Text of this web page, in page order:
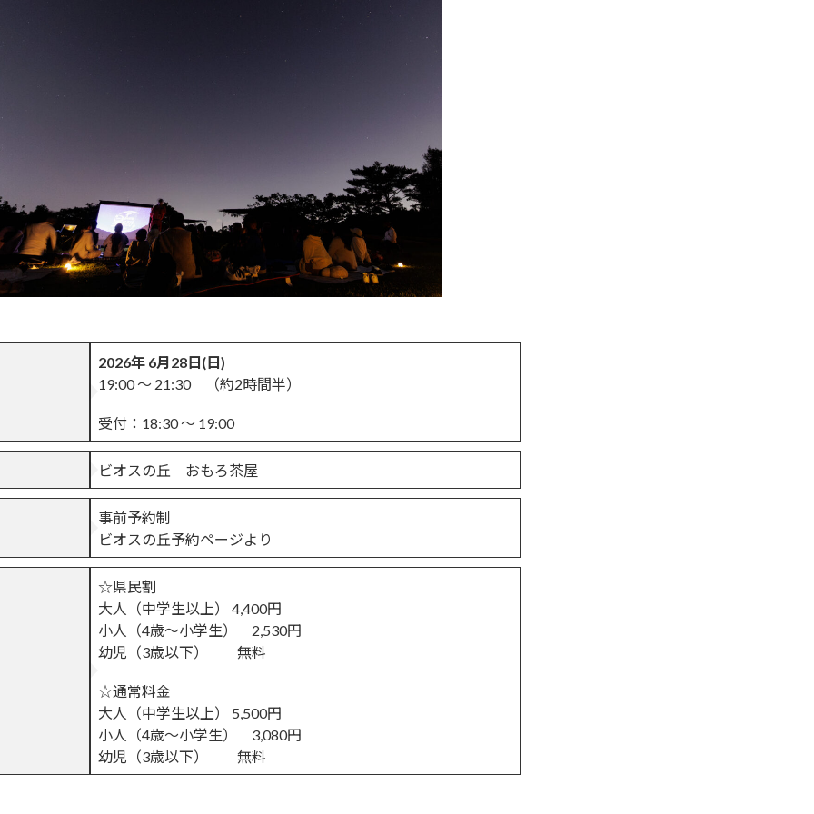
2026年 6月28日(日)
19:00 〜 21:30 （約2時間半）
受付：18:30 〜 19:00
ビオスの丘 おもろ茶屋
事前予約制
ビオスの丘予約ページより
☆県民割
大人（中学生以上） 4,400円
小人（4歳〜小学生） 2,530円
幼児（3歳以下） 無料
☆通常料金
大人（中学生以上） 5,500円
小人（4歳〜小学生） 3,080円
幼児（3歳以下） 無料